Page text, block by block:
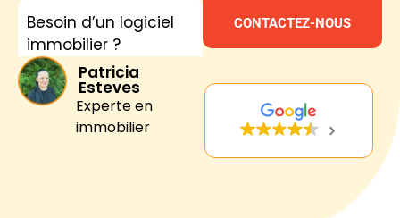
Besoin d’un logiciel
immobilier ?
CONTACTEZ-NOUS
Patricia
Esteves
Experte en
immobilier